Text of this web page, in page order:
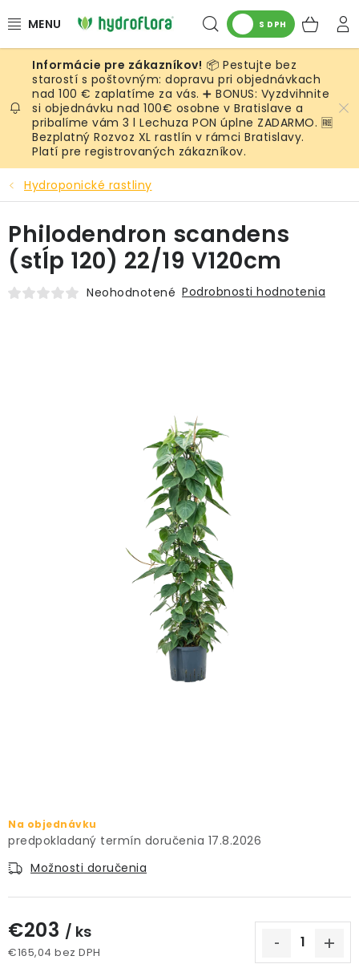
na
Hľadať
S DPH
RASTLINY
UMELÉ RASTLINY
KVETINÁČE
SUBSTRÁTY A PRÍSLUŠENSTVO
SERVIS INTERIÉROVEJ ZELENE
MACHY
INTERIÉROVÉ DEKORÁCIE
KVETINÁČE A OBALY NA RASTLINY
ZNAČKY
Podmienky ochrany osobných údajov
Spôsoby platby
📦 Pestujte bez
starostí s poštovným: dopravu pri objednávkach
nad 100 € zaplatíme za vás. ➕ BONUS: Vyzdvihnite
si objednávku nad 100€ osobne v Bratislave a
pribalíme vám 3 l Lechuza PON úplne ZADARMO. 🆓
Bezplatný Rozvoz XL rastlín v rámci Bratislavy.
Platí pre registrovaných zákazníkov.
Hydroponické rastliny
Na objednávku
17.8.2026
Možnosti doručenia
€203 / ks
€165,04 bez DPH
Philodendron scandens
(stĺp 120) 22/19 V120cm
Neohodnotené Podrobnosti hodnotenia